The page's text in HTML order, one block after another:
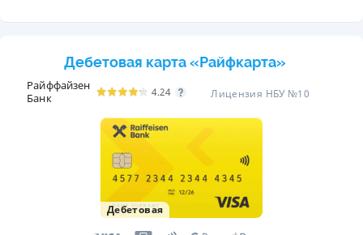
Дебетовая карта «Райфкарта»
Райффайзен
Банк
4.24 Лицензия НБУ №10
Дебетовая